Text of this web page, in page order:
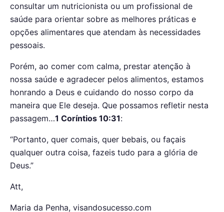
consultar um nutricionista ou um profissional de
saúde para orientar sobre as melhores práticas e
opções alimentares que atendam às necessidades
pessoais.
Porém, ao comer com calma, prestar atenção à
nossa saúde e agradecer pelos alimentos, estamos
honrando a Deus e cuidando do nosso corpo da
maneira que Ele deseja. Que possamos refletir nesta
passagem…1 Coríntios 10:31:
“Portanto, quer comais, quer bebais, ou façais
qualquer outra coisa, fazeis tudo para a glória de
Deus.”
Att,
Maria da Penha, visandosucesso.com